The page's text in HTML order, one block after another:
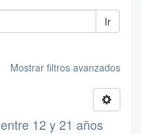
Ir
Mostrar filtros avanzados
12 y 21 años